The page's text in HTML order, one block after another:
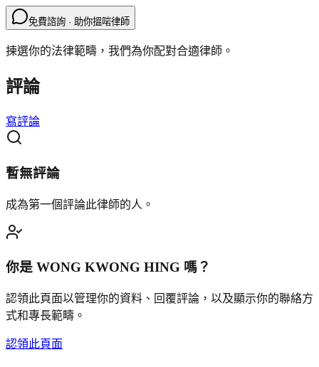
免費諮詢 · 助你搵啱律師
揀選你的法律範疇，我們為你配對合適律師。
評論
寫評論
暫無評論
成為第一個評論此律師的人。
你是 WONG KWONG HING 嗎？
認領此頁面以管理你的資料、回覆評論，以及顯示你的聯絡方
式和專長範疇。
認領此頁面